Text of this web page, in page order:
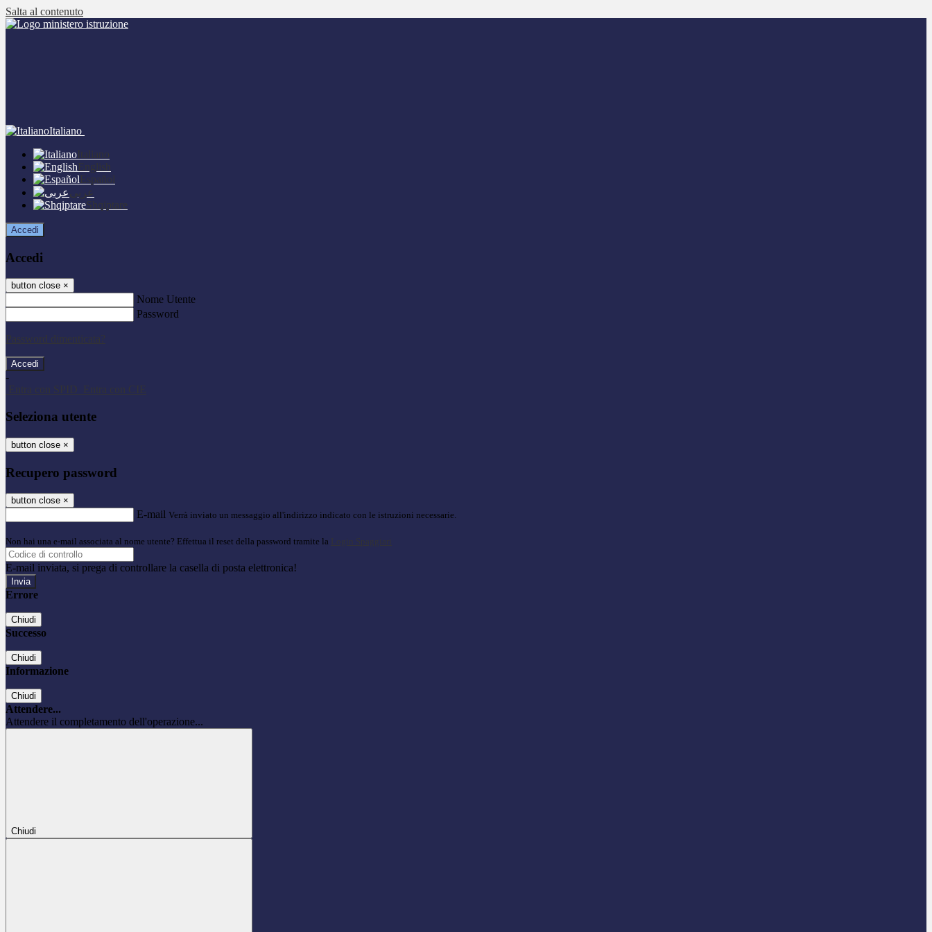
Salta al contenuto
Italiano
Italiano
English
Español
عربى
Shqiptare
Accedi
Accedi
button close ×
Nome Utente
Password
Password dimenticata?
-
Entra con SPID
Entra con CIE
Seleziona utente
button close ×
Recupero password
button close ×
E-mail Verrà inviato un messaggio all'indirizzo indicato con le istruzioni necessarie.
Non hai una e-mail associata al nome utente? Effettua il reset della password tramite la Login Spaggiari
E-mail inviata, si prega di controllare la casella di posta elettronica!
Errore
Chiudi
Successo
Chiudi
Informazione
Chiudi
Attendere...
Attendere il completamento dell'operazione...
Chiudi